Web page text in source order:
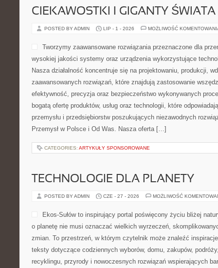
CIEKAWOSTKI I GIGANTY ŚWIATA
POSTED BY ADMIN LIP - 1 - 2026 MOŻLIWOŚĆ
Tworzymy zaawansowane rozwiązania przeznaczone dla
wysokiej jakości systemy oraz urządzenia wykorzystujące
Nasza działalność koncentruje się na projektowaniu, produkcji,
zaawansowanych rozwiązań, które znajdują zastosowanie
efektywność, precyzja oraz bezpieczeństwo wykonywanych
bogatą ofertę produktów, usług oraz technologii, które
przemysłu i przedsiębiorstw poszukujących niezawodnych
Przemysł w Polsce i Od Was. Nasza oferta […]
CATEGORIES: ARTYKUŁY SPONSOROWANE
TECHNOLOGIE DLA PLANETY
POSTED BY ADMIN CZE - 27 - 2026 MOŻLIWOŚĆ
Ekos-Sułów to inspirujący portal poświęcony życiu bliżej
o planetę nie musi oznaczać wielkich wyrzeczeń,
zmian. To przestrzeń, w którym czytelnik może znaleźć
teksty dotyczące codziennych wyborów, domu, zakupów,
recyklingu, przyrody i nowoczesnych rozwiązań wspierających